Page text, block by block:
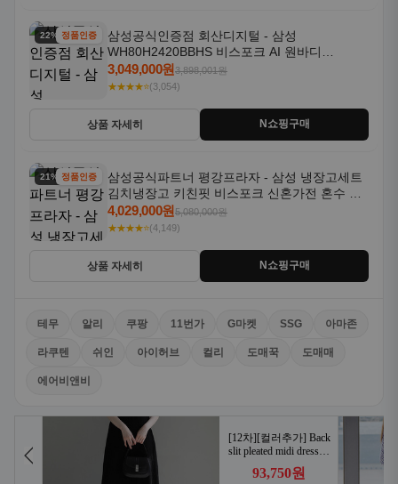
22% 할인정품인증
삼성공식인증점 회산디지털 - 삼성
WH80H2420BBHS 비스포크 AI 원바디
24kg+20kg 세제자동투입 1등급
3,049,000원3,898,001원
★★★★⭐(3,054)
상품 자세히 N쇼핑구매
21% 할인정품인증
삼성공식파트너 평강프라자 - 삼성 냉장고세트
김치냉장고 키친핏 비스포크 신혼가전 혼수 입
주가전 빌트인 화이트
4,029,000원5,080,000원
★★★★⭐(4,149)
상품 자세히 N쇼핑구매
테무 알리 쿠팡 11번가 G마켓 SSG 아마존
라쿠텐 쉬인 아이허브 컬리 도매꾹 도매매
에어비앤비